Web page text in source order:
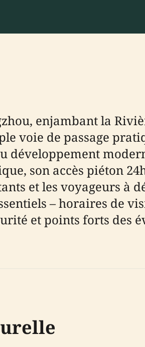
enjambant la
voie de passage
développement
son accès piéton
et les voyageurs à
– horaires de
et points forts des